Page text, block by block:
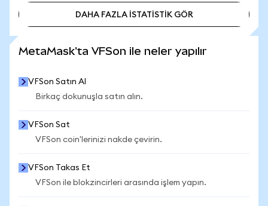
DAHA FAZLA İSTATİSTİK GÖR
MetaMask'ta VFSon ile neler yapılır
VFSon Satın Al
Birkaç dokunuşla satın alın.
VFSon Sat
VFSon coin'lerinizi nakde çevirin.
VFSon Takas Et
VFSon ile blokzincirleri arasında işlem yapın.